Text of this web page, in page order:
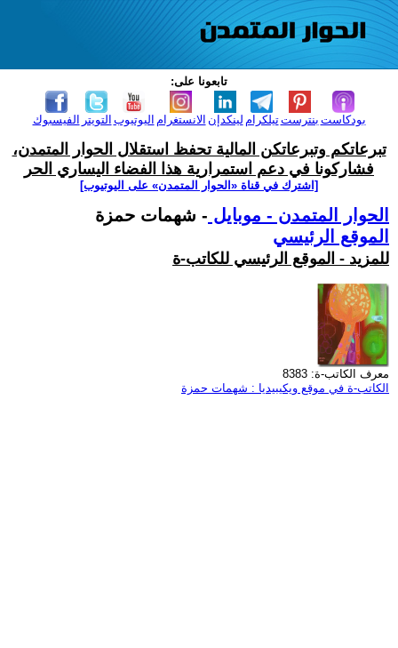
تابعونا على:
الفيسبوك التويتر اليوتيوب الانستغرام لينكدإن تيلكرامبنترست بودكاست
تبرعاتكم وتبرعاتكن المالية تحفظ استقلال الحوار المتمدن،
فشاركونا في دعم استمرارية هذا الفضاء اليساري الحر
[اشترك في قناة ‫«الحوار المتمدن» على اليوتيوب]
الحوار المتمدن - موبايل - شهمات حمزة
الموقع الرئيسي
للمزيد - الموقع الرئيسي للكاتب-ة
معرف الكاتب-ة: 8383
الكاتب-ة في موقع ويكيبيديا : شهمات حمزة